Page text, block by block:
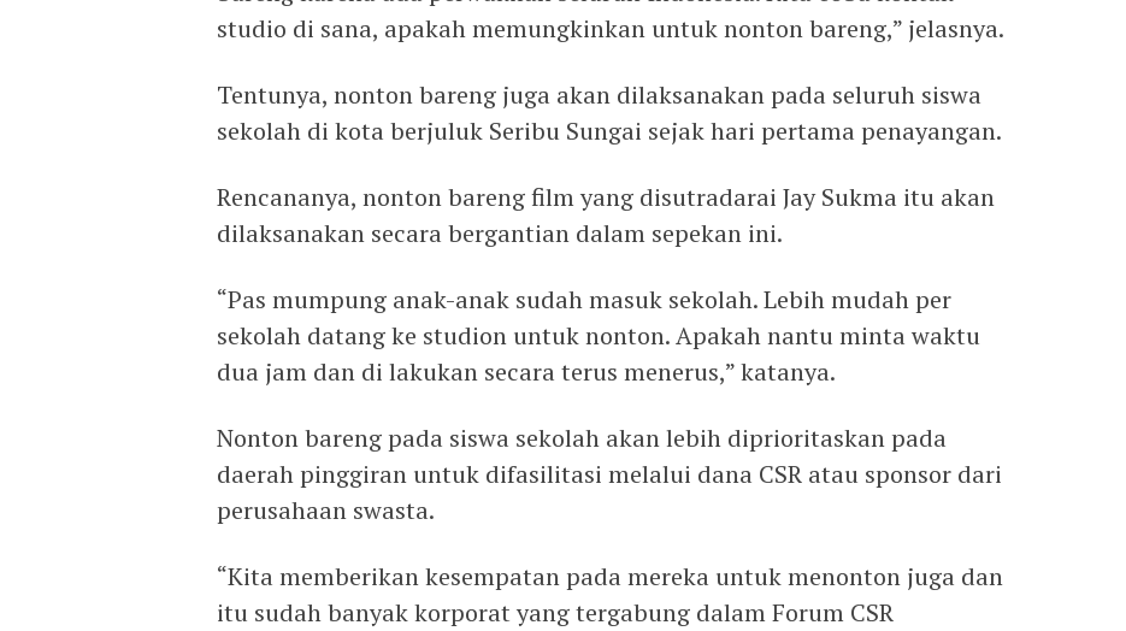
studio di sana, apakah memungkinkan untuk nonton bareng,” jelasnya.
Tentunya, nonton bareng juga akan dilaksanakan pada seluruh siswa
sekolah di kota berjuluk Seribu Sungai sejak hari pertama penayangan.
Rencananya, nonton bareng film yang disutradarai Jay Sukma itu akan
dilaksanakan secara bergantian dalam sepekan ini.
“Pas mumpung anak-anak sudah masuk sekolah. Lebih mudah per
sekolah datang ke studion untuk nonton. Apakah nantu minta waktu
dua jam dan di lakukan secara terus menerus,” katanya.
Nonton bareng pada siswa sekolah akan lebih diprioritaskan pada
daerah pinggiran untuk difasilitasi melalui dana CSR atau sponsor dari
perusahaan swasta.
“Kita memberikan kesempatan pada mereka untuk menonton juga dan
itu sudah banyak korporat yang tergabung dalam Forum CSR